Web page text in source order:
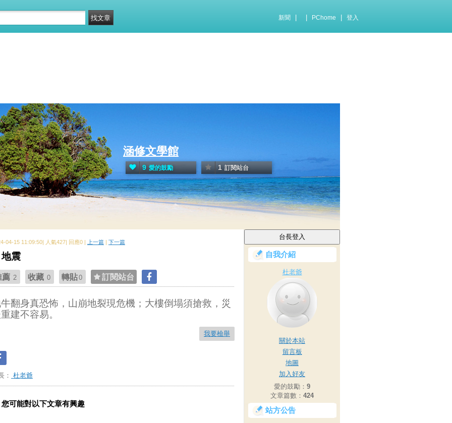
新聞 PChome 登入
涵修文學館
9 愛的鼓勵 1 訂閱站台
04-15 11:09:50| 人氣427| 回應0 | 上一篇 | 下一篇
地震
薦 2 收藏 0 轉貼0 訂閱站台
翻身真恐怖，山崩地裂現危機；大樓倒塌須搶救，災
建不容易。
我要檢舉
： 杜老爺
您可能對以下文章有興趣
自我介紹
杜老爺
關於本站
留言板
地圖
加入好友
愛的鼓勵： 9
文章篇數： 424
站方公告